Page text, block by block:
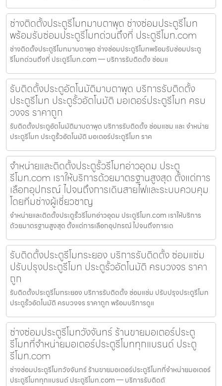
ช่างติดตั้งประตูรีโมทมาบตาพุด ช่างซ่อมประตูรีโมท
พร้อมรับซ่อมประตูรีโมทด่วนถึงที่ ประตูรีโมท.com
ช่างติดตั้งประตูรีโมทมาบตาพุด ช่างซ่อมประตูรีโมทพร้อมรับซ่อมประตู
รีโมทด่วนถึงที่ ประตูรีโมท.com — บริการรับติดตั้ง ซ่อมแ
รับติดตั้งประตูอัตโนมัติมาบตาพุด บริการรับติดตั้ง
ประตูรีโมท ประตูรั้วอัตโนมัติ มอเตอร์ประตูรีโมท ครบ
วงจร ราคาถูก
รับติดตั้งประตูอัตโนมัติมาบตาพุด บริการรับติดตั้ง ซ่อมแซม และ จำหน่าย
ประตูรีโมท ประตูรั้วอัตโนมัติ มอเตอร์ประตูรีโมท ราค
จำหน่ายและติดตั้งประตูรั้วรีโมทอ่าวอุดม ประตู
รีโมท.com เราให้บริการด้วยมาตรฐานสูงสุด ตั้งแต่การ
เลือกอุปกรณ์ ไปจนถึงการเดินสายไฟและระบบควบคุม
โดยทีมช่างผู้เชี่ยวชาญ
จำหน่ายและติดตั้งประตูรั้วรีโมทอ่าวอุดม ประตูรีโมท.com เราให้บริการ
ด้วยมาตรฐานสูงสุด ตั้งแต่การเลือกอุปกรณ์ ไปจนถึงการเด
รับติดตั้งประตูรีโมทระยอง บริการรับติดตั้ง ซ่อมแซ่ม
ปรับปรุงประตูรีโมท ประตูรั้วอัตโนมัติ ครบวงจร ราคา
ถูก
รับติดตั้งประตูรีโมทระยอง บริการรับติดตั้ง ซ่อมแซ่ม ปรับปรุงประตูรีโมท
ประตูรั้วอัตโนมัติ ครบวงจร ราคาถูก พร้อมบริการดูแ
ช่างซ่อมประตูรีโมทวังจันทร์ ร้านขายมอเตอร์ประตู
รีโมทที่จำหน่ายมอเตอร์ประตูรีโมททุกแบรนด์ ประตู
รีโมท.com
ช่างซ่อมประตูรีโมทวังจันทร์ ร้านขายมอเตอร์ประตูรีโมทที่จำหน่ายมอเตอร์
ประตูรีโมททุกแบรนด์ ประตูรีโมท.com — บริการรับติดตั